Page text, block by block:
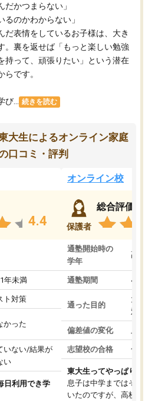
だかつまらない」
るのかわからない」
だ表情をしているお子様は、大き
。裏を返せば「もっと楽しい勉強
持って、頑張りたい」という潜在
です。
... 続きを読む
大生によるオンライン家庭
口コミ・評判
4.4
年未満
ト対策
かった
いない/結果が
い
日利用でき学
オンライン校
保護者
総合評価
通塾開始時の
学年
高3
通塾期間 4ヵ月
通った目的
大学
対策
偏差値の変化
志望校の合格 合格
東大生ってやっぱりすご
息子は中学まではそこそ
いたのですが、高校に入